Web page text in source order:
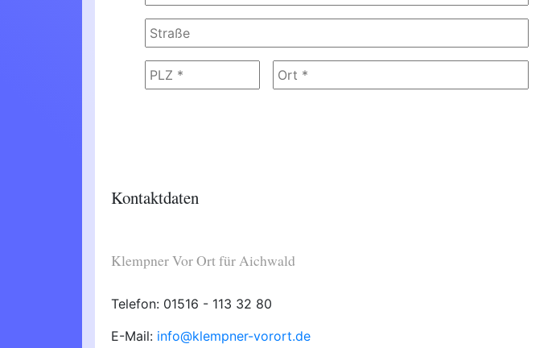
Kontaktdaten
Klempner Vor Ort für Aichwald
Telefon: 01516 - 113 32 80
E-Mail: info@klempner-vorort.de